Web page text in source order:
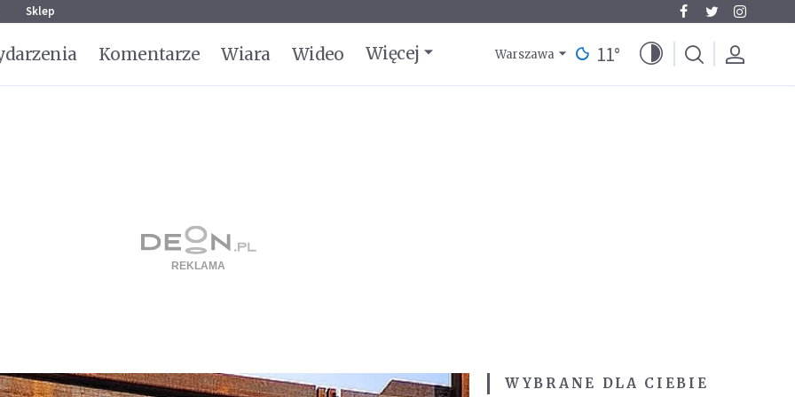
Sklep
Komentarze Wiara Wideo Więcej Warszawa 11°
WYBRANE DLA CIEBIE